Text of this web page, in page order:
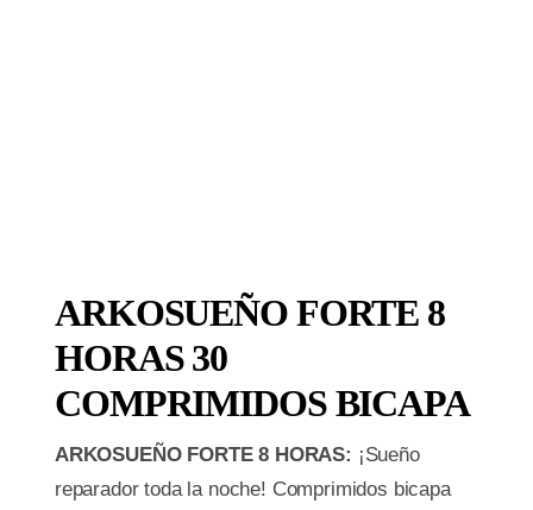
ARKOSUEÑO FORTE 8
HORAS 30
COMPRIMIDOS BICAPA
ARKOSUEÑO FORTE 8 HORAS: ¡Sueño
reparador toda la noche! Comprimidos bicapa